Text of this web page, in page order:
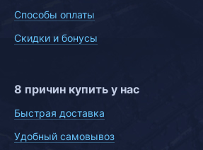
Способы оплаты
Скидки и бонусы
8 причин купить у нас
Быстрая доставка
Удобный самовывоз